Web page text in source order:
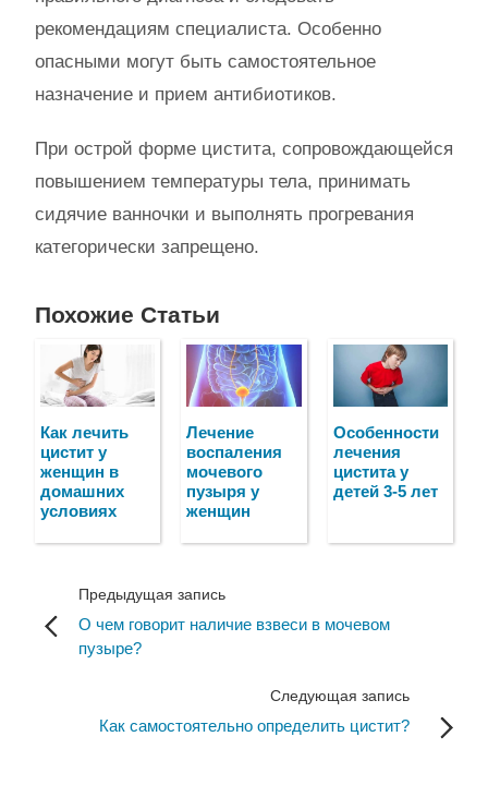
рекомендациям специалиста. Особенно
опасными могут быть самостоятельное
назначение и прием антибиотиков.
При острой форме цистита, сопровождающейся
повышением температуры тела, принимать
сидячие ванночки и выполнять прогревания
категорически запрещено.
Похожие Статьи
Как лечить
цистит у
женщин в
домашних
условиях
Лечение
воспаления
мочевого
пузыря у
женщин
Особенности
лечения
цистита у
детей 3-5 лет
Предыдущая запись
О чем говорит наличие взвеси в мочевом
пузыре?
Следующая запись
Как самостоятельно определить цистит?